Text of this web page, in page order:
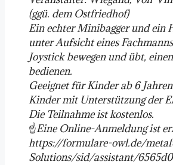
(ggü. dem Ostfriedhof)
Ein echter Minibagger und ein
unter Aufsicht eines
Joystick bewegen und übt,
bedienen.
Geeignet für Kinder ab 6
Kinder mit Unterstützung der
Die Teilnahme ist kostenlos.
☝️Eine Online-Anmeldung ist
https://formulare-owl.de/
Solutions/sid/assistant/